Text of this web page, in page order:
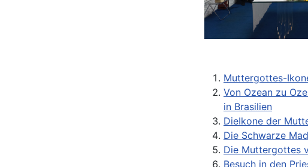
Muttergottes-
Von Ozean zu
in Brasilien
DieIkone der
Die Schwarze
Die Muttergottes
Besuch in den